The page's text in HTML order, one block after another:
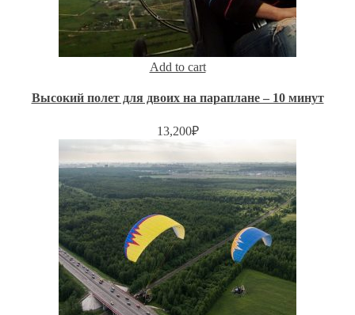
Add to cart
Высокий полет для двоих на параплане – 10 минут
13,200₽